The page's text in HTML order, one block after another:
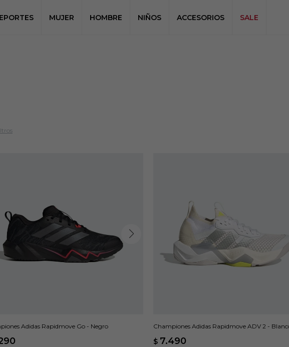
MUJER HOMBRE NIÑOS ACCESORIOS SALE
Adidas Rapidmove Go - Negro Championes Adidas Rapidmove ADV 2 -
$ 7.490